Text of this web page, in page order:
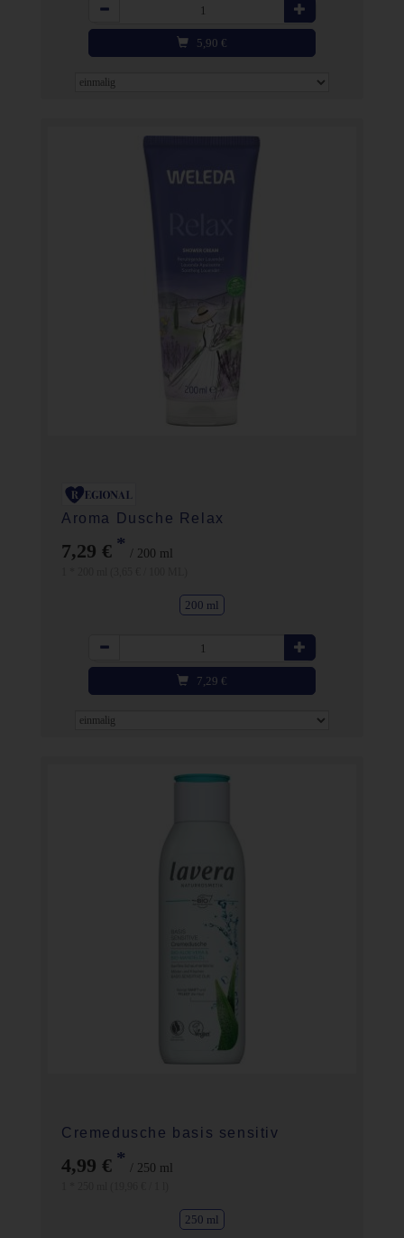
Anzahl
5,90 €
Aroma Dusche Relax
7,29 € * / 200 ml
200 ml
Anzahl
7,29 €
Cremedusche basis sensitiv
4,99 € * / 250 ml
250 ml